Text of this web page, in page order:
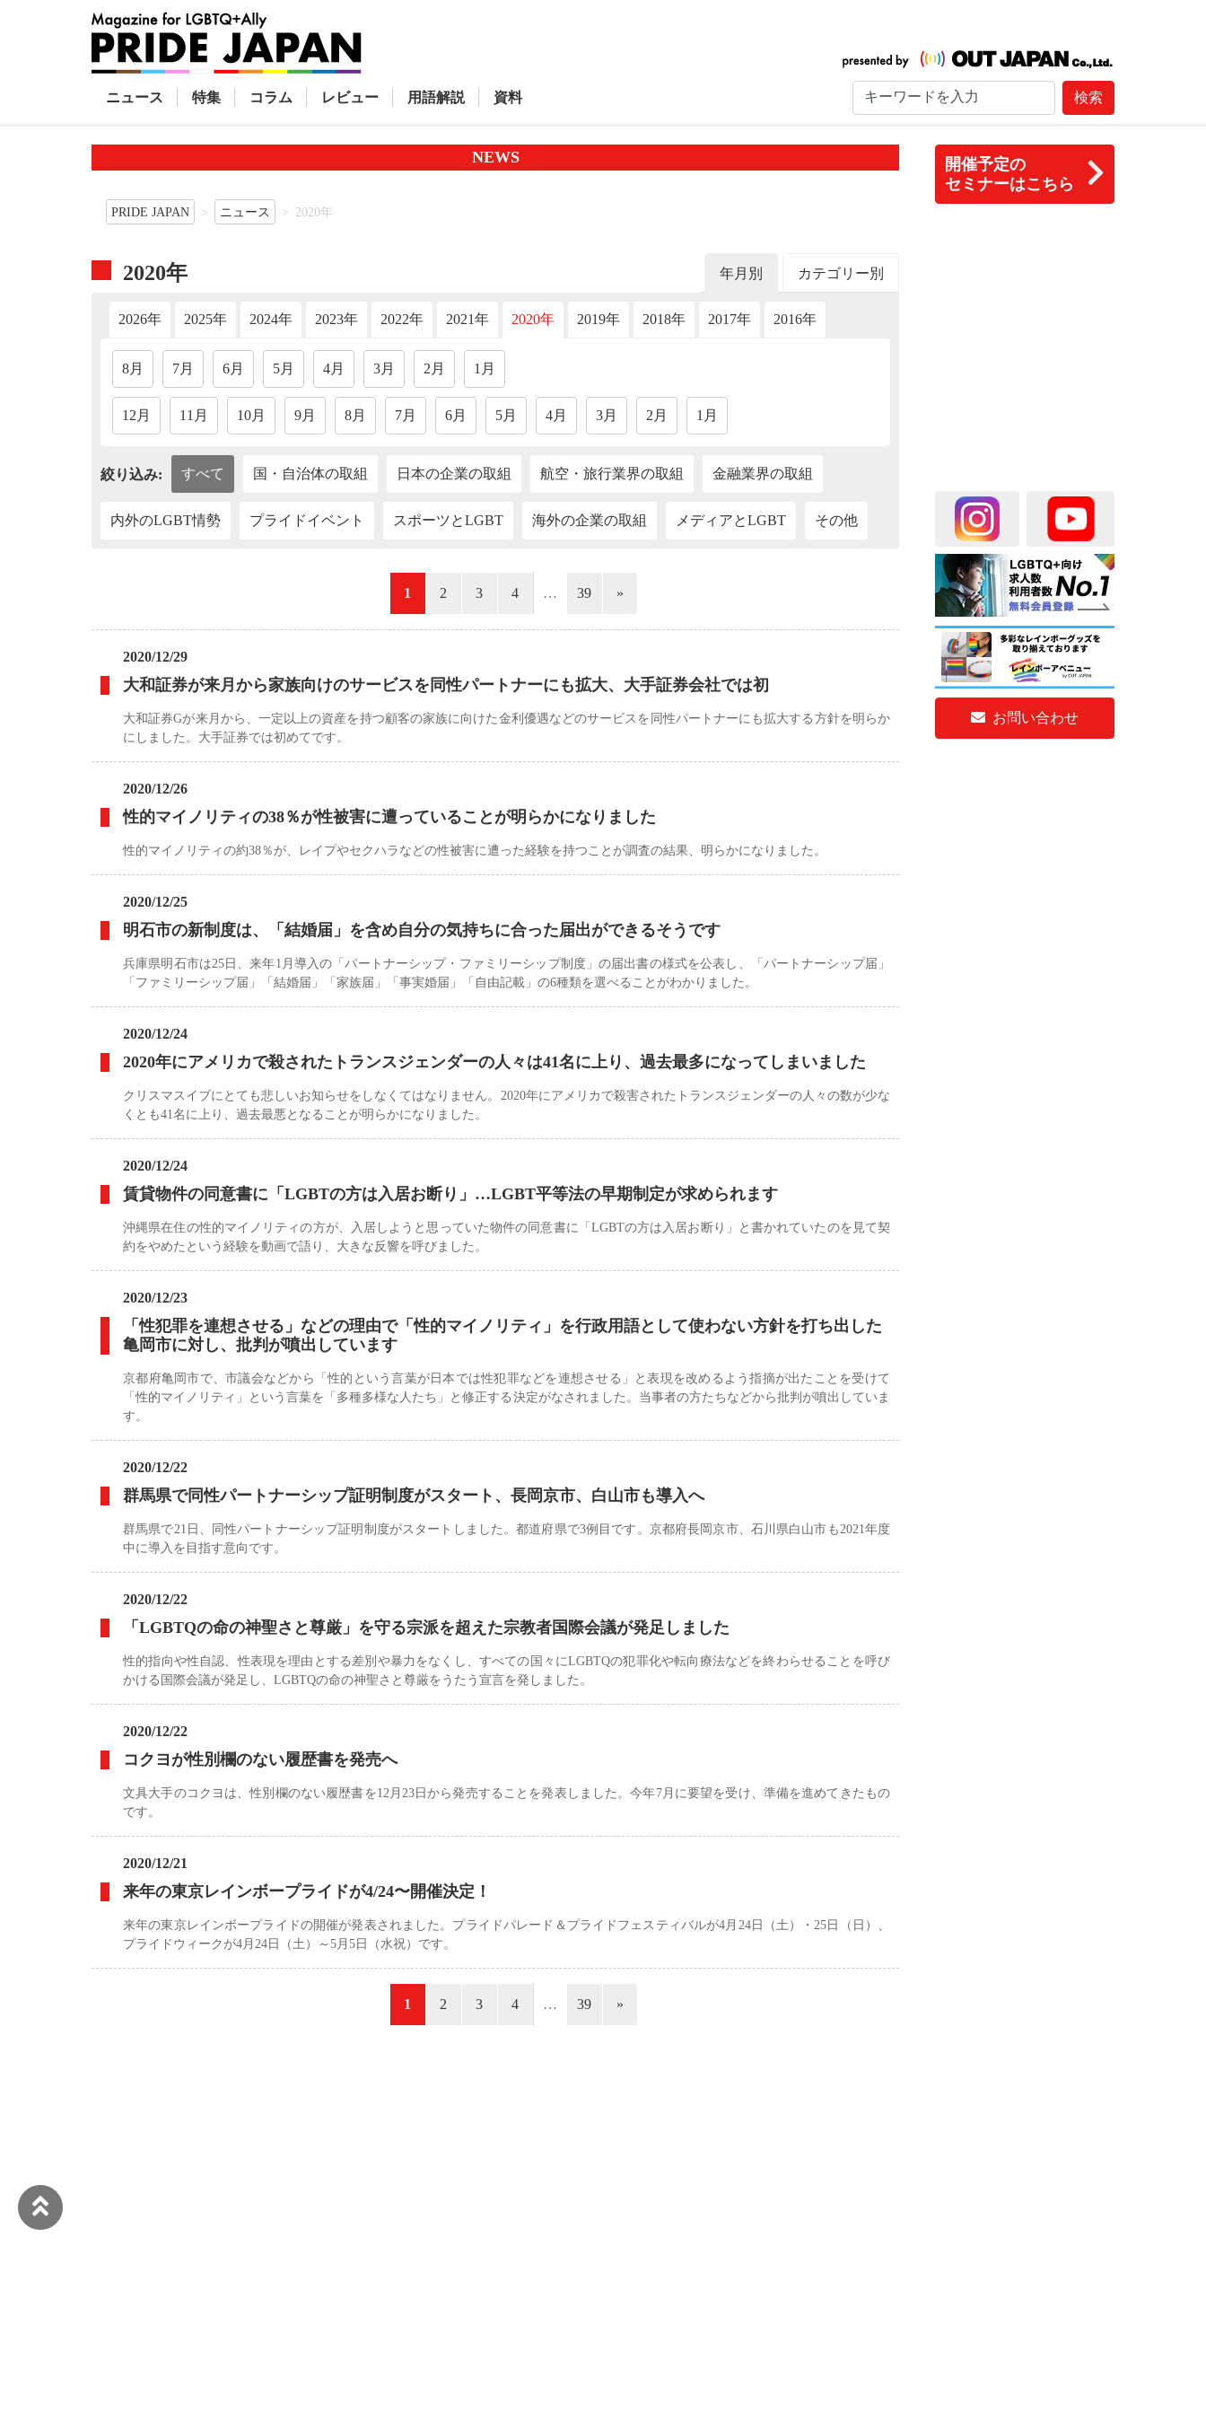
ニュース 特集 コラム レビュー 用語解説 資料 検索
開催予定の
セミナーはこちら
お問い合わせ
NEWS
PRIDE JAPAN ニュース 2020年
2020年 年月別 カテゴリー別
2026年 2025年 2024年 2023年 2022年 2021年 2020年 2019年 2018年 2017年 2016年
8月 7月 6月 5月 4月 3月 2月 1月
12月 11月 10月 9月 8月 7月 6月 5月 4月 3月 2月 1月
絞り込み: すべて 国・自治体の取組 日本の企業の取組 航空・旅行業界の取組 金融業界の取組
内外のLGBT情勢 プライドイベント スポーツとLGBT 海外の企業の取組 メディアとLGBT その他
1 2 3 4 … 39 »
2020/12/29
大和証券が来月から家族向けのサービスを同性パートナーにも拡大、大手証券会社では初
大和証券Gが来月から、一定以上の資産を持つ顧客の家族に向けた金利優遇などのサービスを同性パートナーにも拡大する方針を明らか
にしました。大手証券では初めてです。
2020/12/26
性的マイノリティの38％が性被害に遭っていることが明らかになりました
性的マイノリティの約38％が、レイプやセクハラなどの性被害に遭った経験を持つことが調査の結果、明らかになりました。
2020/12/25
明石市の新制度は、「結婚届」を含め自分の気持ちに合った届出ができるそうです
兵庫県明石市は25日、来年1月導入の「パートナーシップ・ファミリーシップ制度」の届出書の様式を公表し、「パートナーシップ届」
「ファミリーシップ届」「結婚届」「家族届」「事実婚届」「自由記載」の6種類を選べることがわかりました。
2020/12/24
2020年にアメリカで殺されたトランスジェンダーの人々は41名に上り、過去最多になってしまいました
クリスマスイブにとても悲しいお知らせをしなくてはなりません。2020年にアメリカで殺害されたトランスジェンダーの人々の数が少な
くとも41名に上り、過去最悪となることが明らかになりました。
2020/12/24
賃貸物件の同意書に「LGBTの方は入居お断り」…LGBT平等法の早期制定が求められます
沖縄県在住の性的マイノリティの方が、入居しようと思っていた物件の同意書に「LGBTの方は入居お断り」と書かれていたのを見て契
約をやめたという経験を動画で語り、大きな反響を呼びました。
2020/12/23
「性犯罪を連想させる」などの理由で「性的マイノリティ」を行政用語として使わない方針を打ち出した
亀岡市に対し、批判が噴出しています
京都府亀岡市で、市議会などから「性的という言葉が日本では性犯罪などを連想させる」と表現を改めるよう指摘が出たことを受けて
「性的マイノリティ」という言葉を「多種多様な人たち」と修正する決定がなされました。当事者の方たちなどから批判が噴出していま
す。
2020/12/22
群馬県で同性パートナーシップ証明制度がスタート、長岡京市、白山市も導入へ
群馬県で21日、同性パートナーシップ証明制度がスタートしました。都道府県で3例目です。京都府長岡京市、石川県白山市も2021年度
中に導入を目指す意向です。
2020/12/22
「LGBTQの命の神聖さと尊厳」を守る宗派を超えた宗教者国際会議が発足しました
性的指向や性自認、性表現を理由とする差別や暴力をなくし、すべての国々にLGBTQの犯罪化や転向療法などを終わらせることを呼び
かける国際会議が発足し、LGBTQの命の神聖さと尊厳をうたう宣言を発しました。
2020/12/22
コクヨが性別欄のない履歴書を発売へ
文具大手のコクヨは、性別欄のない履歴書を12月23日から発売することを発表しました。今年7月に要望を受け、準備を進めてきたもの
です。
2020/12/21
来年の東京レインボープライドが4/24〜開催決定！
来年の東京レインボープライドの開催が発表されました。プライドパレード＆プライドフェスティバルが4月24日（土）・25日（日）、
プライドウィークが4月24日（土）～5月5日（水祝）です。
1 2 3 4 … 39 »